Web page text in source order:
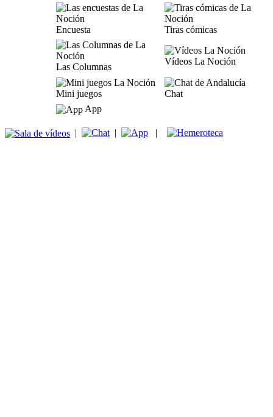
Encuesta Tiras cómicas
Las Columnas
Vídeos La Noción
Mini juegos
Chat
App
| | |